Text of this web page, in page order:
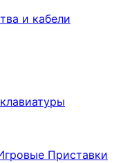
и кабели
Приставки